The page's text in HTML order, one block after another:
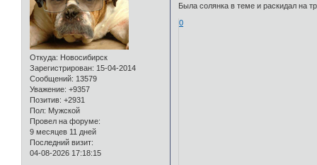
Откуда: Новосибирск
Зарегистрирован: 15-04-2014
Сообщений: 13579
Уважение: +9357
Позитив: +2931
Пол: Мужской
Провел на форуме:
9 месяцев 11 дней
Последний визит:
04-08-2026 17:18:15
Была солянка в теме и раскидал на
0